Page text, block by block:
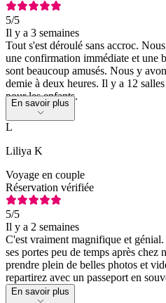
5/5
Il y a 3 semaines
Tout s'est déroulé sans accroc.
une confirmation immédiate et une
sont beaucoup amusés. Nous y
demie à deux heures. Il y a 12
pour les enfants.
En savoir plus
L
Liliya K
Voyage en couple
Réservation vérifiée
5/5
Il y a 2 semaines
C'est vraiment magnifique et
ses portes peu de temps après
prendre plein de belles photos et
repartirez avec un passeport en
En savoir plus